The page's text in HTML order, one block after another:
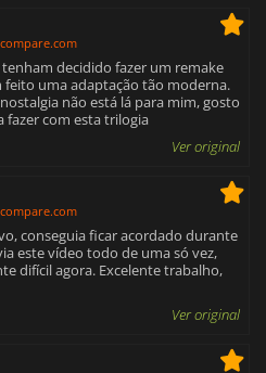
decidido fazer um remake
feito uma adaptação tão moderna.
não está lá para mim, gosto
fazer com esta trilogia
Ver original
conseguia ficar acordado durante
este vídeo todo de uma só vez,
difícil agora. Excelente trabalho,
Ver original